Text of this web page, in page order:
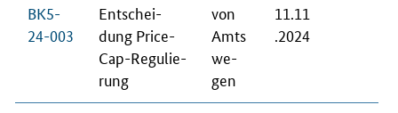
BK5-
24-003
Ent­schei­
dung Pri­ce-
Cap-Re­gu­lie­
rung
von
Amts
we­
gen
11.11
.2024